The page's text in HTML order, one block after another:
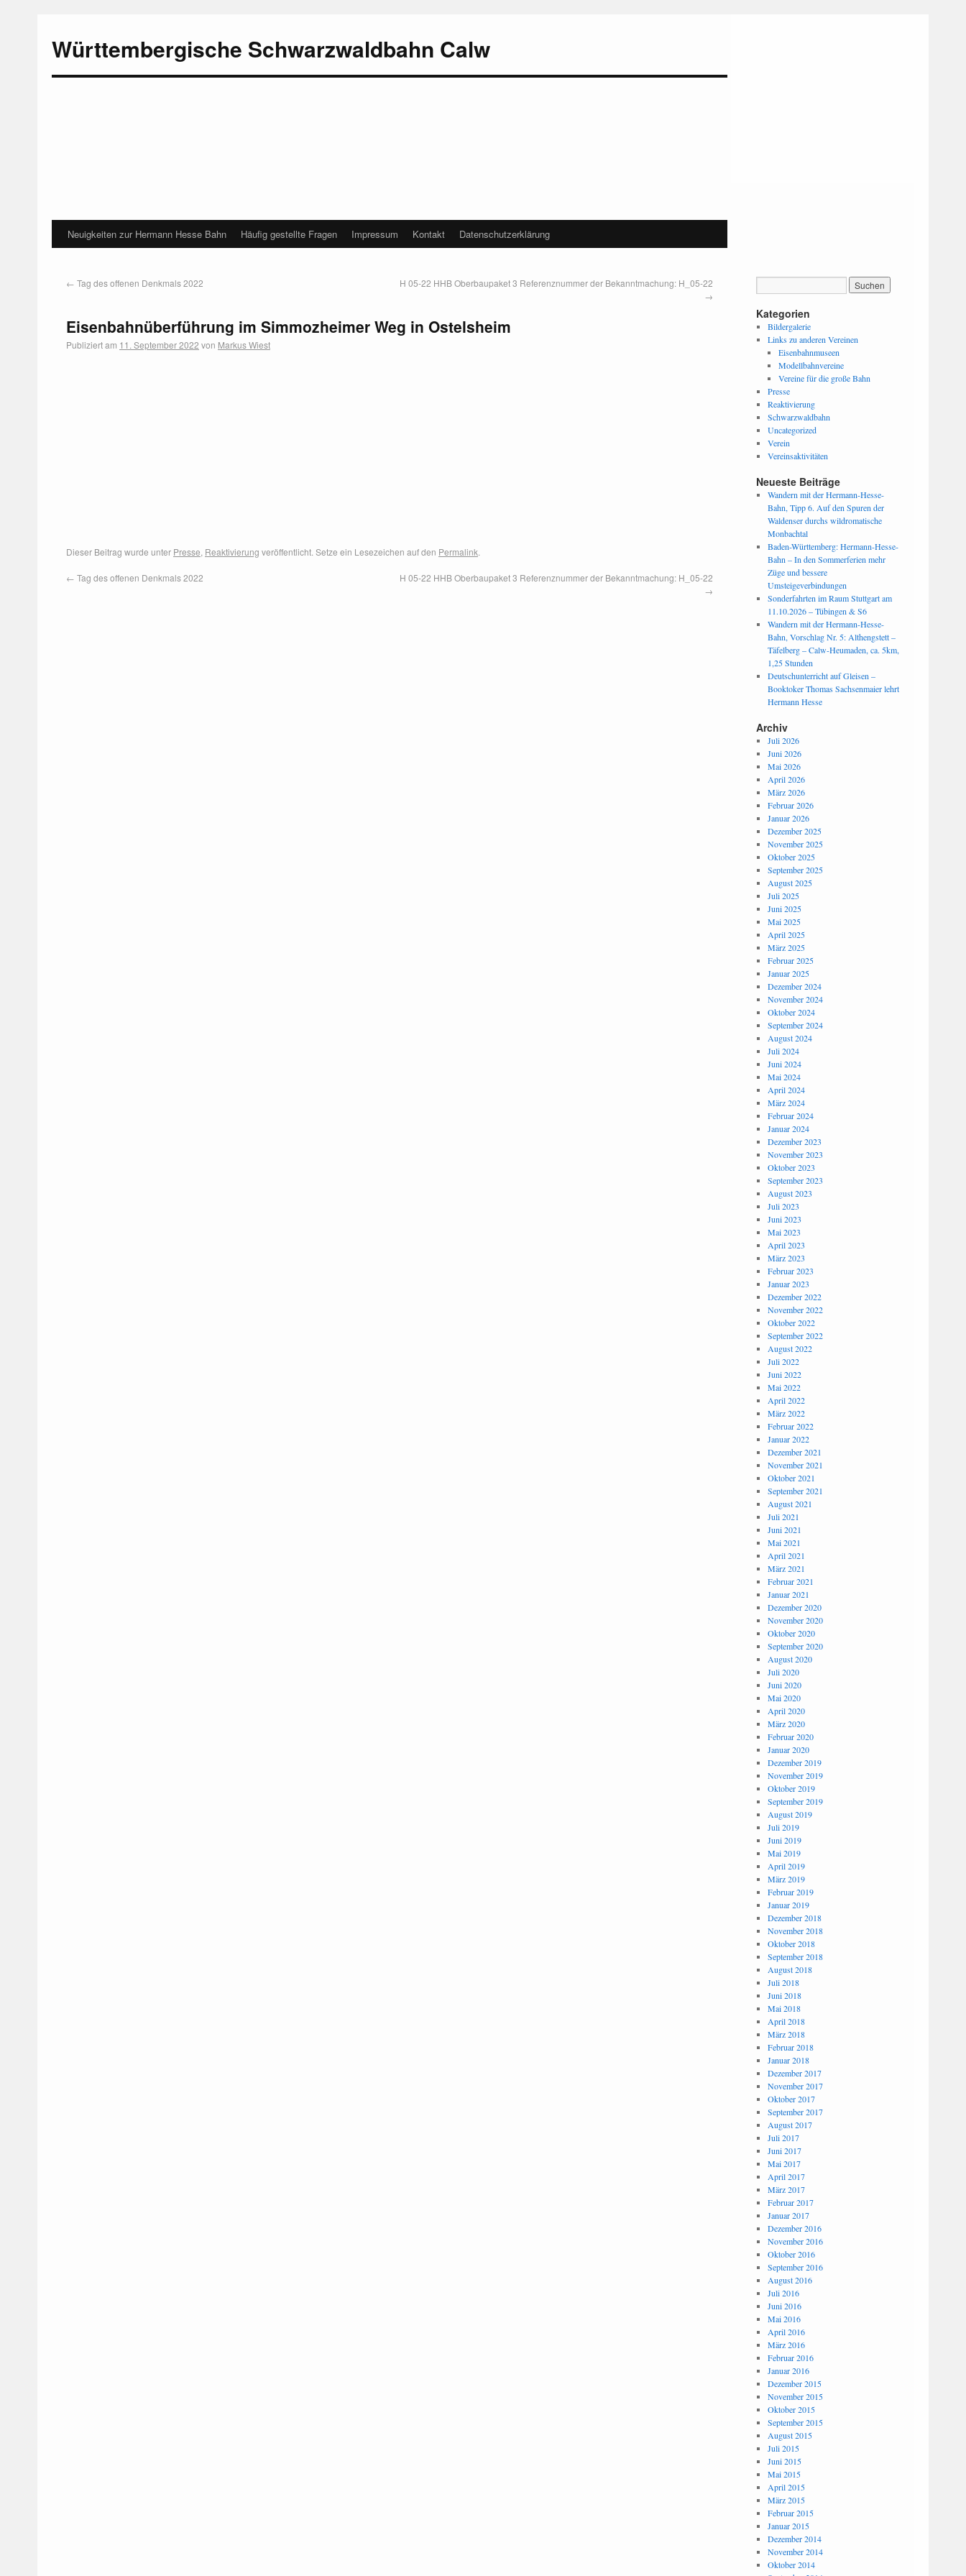
Württembergische Schwarzwaldbahn Calw
Neuigkeiten zur Hermann Hesse Bahn Häufig gestellte Fragen Impressum Kontakt Datenschutzerklärung
← Tag des offenen Denkmals 2022
H 05-22 HHB Oberbaupaket 3 Referenznummer der Bekanntmachung: H_05-22
→
Eisenbahnüberführung im Simmozheimer Weg in Ostelsheim
Publiziert am 11. September 2022 von Markus Wiest
Dieser Beitrag wurde unter Presse, Reaktivierung veröffentlicht. Setze ein Lesezeichen auf den Permalink.
← Tag des offenen Denkmals 2022
H 05-22 HHB Oberbaupaket 3 Referenznummer der Bekanntmachung: H_05-22
→
Kategorien
Bildergalerie
Links zu anderen Vereinen
Eisenbahnmuseen
Modellbahnvereine
Vereine für die große Bahn
Presse
Reaktivierung
Schwarzwaldbahn
Uncategorized
Verein
Vereinsaktivitäten
Neueste Beiträge
Wandern mit der Hermann-Hesse-
Bahn, Tipp 6. Auf den Spuren der
Waldenser durchs wildromatische
Monbachtal
Baden-Württemberg: Hermann-Hesse-
Bahn – In den Sommerferien mehr
Züge und bessere
Umsteigeverbindungen
Sonderfahrten im Raum Stuttgart am
11.10.2026 – Tübingen & S6
Wandern mit der Hermann-Hesse-
Bahn, Vorschlag Nr. 5: Althengstett –
Täfelberg – Calw-Heumaden, ca. 5km,
1,25 Stunden
Deutschunterricht auf Gleisen –
Booktoker Thomas Sachsenmaier lehrt
Hermann Hesse
Archiv
Juli 2026
Juni 2026
Mai 2026
April 2026
März 2026
Februar 2026
Januar 2026
Dezember 2025
November 2025
Oktober 2025
September 2025
August 2025
Juli 2025
Juni 2025
Mai 2025
April 2025
März 2025
Februar 2025
Januar 2025
Dezember 2024
November 2024
Oktober 2024
September 2024
August 2024
Juli 2024
Juni 2024
Mai 2024
April 2024
März 2024
Februar 2024
Januar 2024
Dezember 2023
November 2023
Oktober 2023
September 2023
August 2023
Juli 2023
Juni 2023
Mai 2023
April 2023
März 2023
Februar 2023
Januar 2023
Dezember 2022
November 2022
Oktober 2022
September 2022
August 2022
Juli 2022
Juni 2022
Mai 2022
April 2022
März 2022
Februar 2022
Januar 2022
Dezember 2021
November 2021
Oktober 2021
September 2021
August 2021
Juli 2021
Juni 2021
Mai 2021
April 2021
März 2021
Februar 2021
Januar 2021
Dezember 2020
November 2020
Oktober 2020
September 2020
August 2020
Juli 2020
Juni 2020
Mai 2020
April 2020
März 2020
Februar 2020
Januar 2020
Dezember 2019
November 2019
Oktober 2019
September 2019
August 2019
Juli 2019
Juni 2019
Mai 2019
April 2019
März 2019
Februar 2019
Januar 2019
Dezember 2018
November 2018
Oktober 2018
September 2018
August 2018
Juli 2018
Juni 2018
Mai 2018
April 2018
März 2018
Februar 2018
Januar 2018
Dezember 2017
November 2017
Oktober 2017
September 2017
August 2017
Juli 2017
Juni 2017
Mai 2017
April 2017
März 2017
Februar 2017
Januar 2017
Dezember 2016
November 2016
Oktober 2016
September 2016
August 2016
Juli 2016
Juni 2016
Mai 2016
April 2016
März 2016
Februar 2016
Januar 2016
Dezember 2015
November 2015
Oktober 2015
September 2015
August 2015
Juli 2015
Juni 2015
Mai 2015
April 2015
März 2015
Februar 2015
Januar 2015
Dezember 2014
November 2014
Oktober 2014